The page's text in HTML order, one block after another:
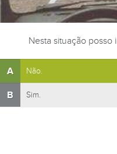
Nesta situação
A Não.
B Sim.